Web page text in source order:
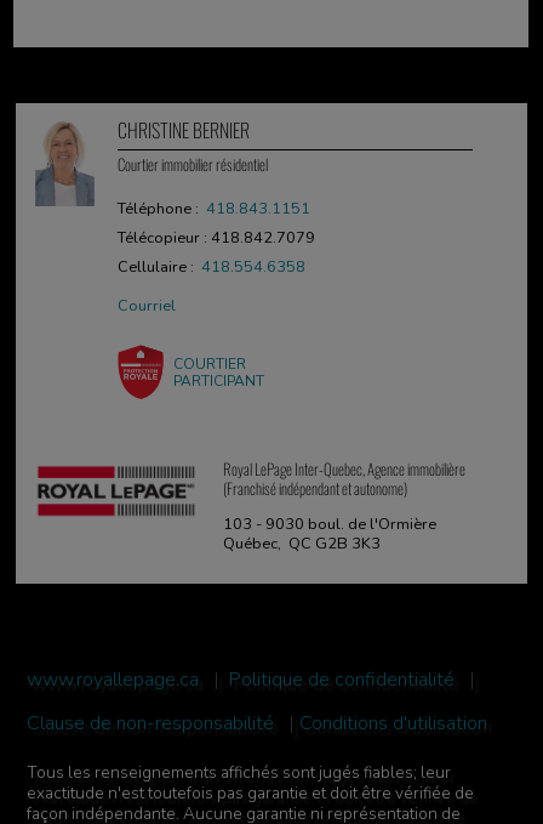
CHRISTINE BERNIER
Courtier immobilier résidentiel
Téléphone :418.843.1151
Télécopieur : 418.842.7079
Cellulaire :418.554.6358
Courriel
COURTIER
PARTICIPANT
Royal LePage Inter-Quebec, Agence immobilière
(Franchisé indépendant et autonome)
103 - 9030 boul. de l'Ormière
Québec, QC G2B 3K3
www.royallepage.ca | Politique de confidentialité
|
Clause de non-responsabilité
| Conditions d'utilisation
Tous les renseignements affichés sont jugés fiables; leur
exactitude n'est toutefois pas garantie et doit être vérifiée de
façon indépendante. Aucune garantie ni représentation de